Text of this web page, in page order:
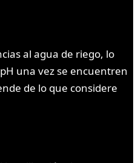
al agua de riego, lo
una vez se encuentren
de lo que considere